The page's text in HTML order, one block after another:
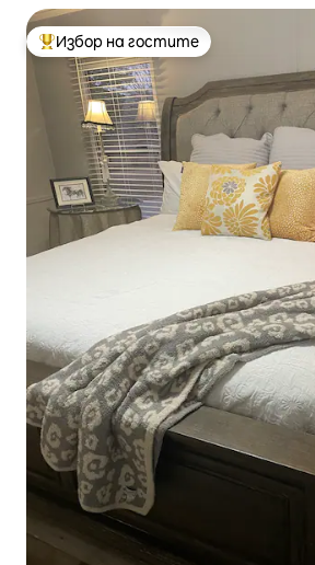
Най-популярен избор на гостите
Избор на гостите